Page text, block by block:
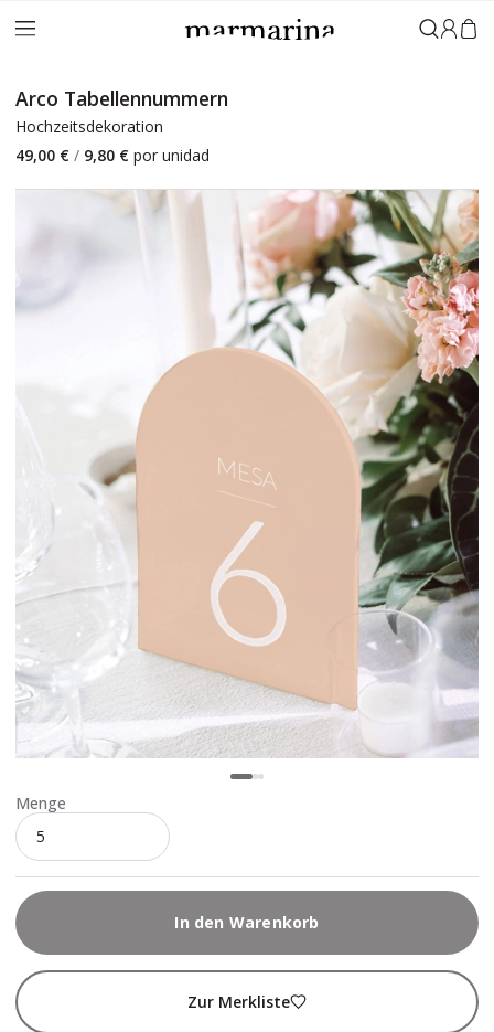
Arco Tabellennummern
Hochzeitsdekoration
49,00 € / 9,80 € por unidad
Menge
In den Warenkorb
Zur Merkliste